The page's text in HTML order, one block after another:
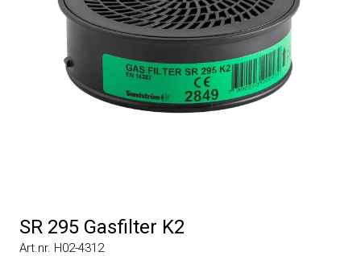
SR 295 Gasfilter K2
Art.nr. H02-4312